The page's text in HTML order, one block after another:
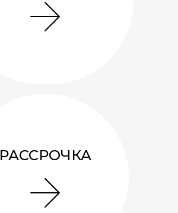
РАССРОЧКА